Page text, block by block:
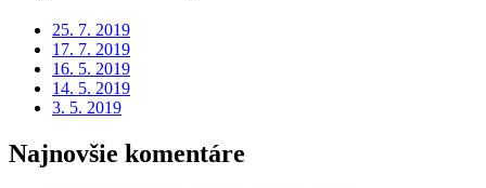
25. 7. 2019
17. 7. 2019
16. 5. 2019
14. 5. 2019
3. 5. 2019
Najnovšie komentáre